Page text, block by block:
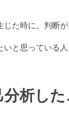
た時に、判断が
と思っている
析し